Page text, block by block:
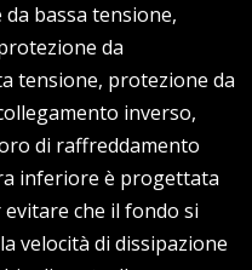
bassa tensione,
da
tensione, protezione da
inverso,
di raffreddamento
inferiore è progettata
che il fondo si
velocità di dissipazione